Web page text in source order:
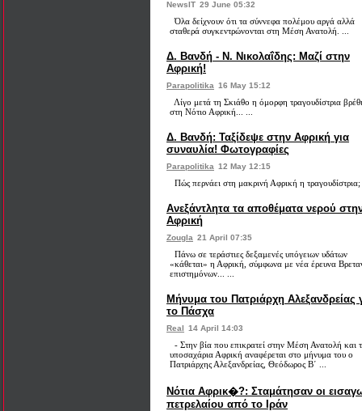
NewsIT 29 June 05:32
Όλα δείχνουν ότι τα σύννεφα πολέμου αργά αλλά
σταθερά συγκεντρώνονται στη Μέση Ανατολή. ...
Δ. Βανδή - Ν. Νικολαΐδης: Μαζί στην
Αφρική!
Parapolitika 16 May 15:12
Λίγο μετά τη Σκιάθο η όμορφη τραγουδίστρια
στη Νότιο Αφρική... ...
Δ. Βανδή: Ταξίδεψε στην Αφρική για
συναυλία! Φωτογραφίες
Parapolitika 12 May 12:15
Πώς περνάει στη μακρινή Αφρική η
Ανεξάντλητα τα αποθέματα νερού
Αφρική
Zougla 21 April 07:35
Πάνω σε τεράστιες δεξαμενές υπόγειων υδάτων
«κάθεται» η Αφρική, σύμφωνα με νέα έρευνα
επιστημόνων... ...
Μήνυμα του Πατριάρχη Αλεξανδρείας
το Πάσχα
Real 14 April 14:03
- Στην βία που επικρατεί στην Μέση Ανατολή και
υποσαχάρια Αφρική αναφέρεται στο μήνυμα του ο
Πατριάρχης Αλεξανδρείας, Θεόδωρος Β΄ ...
Νότια Αφρικ�?: Σταμάτησαν οι
πετρελαίου από το Ιράν